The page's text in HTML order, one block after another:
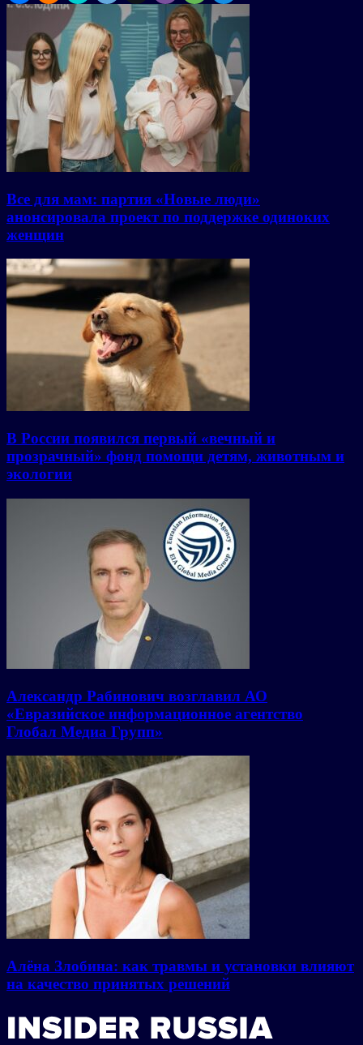
Все для мам: партия «Новые люди»
анонсировала проект по поддержке одиноких
женщин
В России появился первый «вечный и
прозрачный» фонд помощи детям, животным и
экологии
Александр Рабинович возглавил АО
«Евразийское информационное агентство
Глобал Медиа Групп»
Алёна Злобина: как травмы и установки влияют
на качество принятых решений